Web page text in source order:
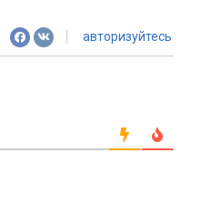
авторизуйтесь